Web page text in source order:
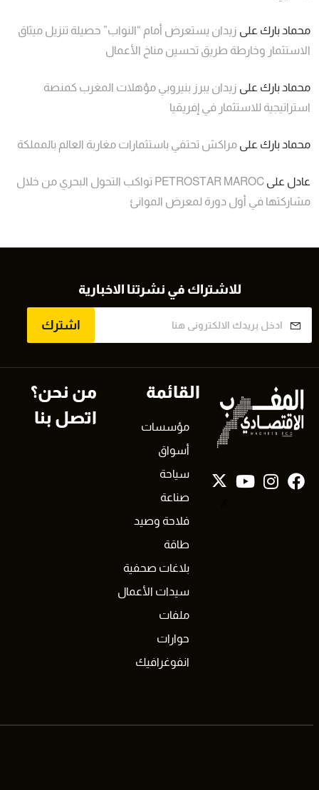
محماد بارك على زيدان يستعرض أمام “النواب” حصيلة تنزيل ميثاق
الاستثمار وخارطة طريق تحسين مناخ الأعمال
محماد بارك على زيدان يبرز بنيروبي مؤهلات المغرب كمنصة
استراتيجية للاستثمار في إفريقيا
محماد بارك على مراكش تحتفي باستثمارات مغاربة العالم بالمملكة
عادل على
PETROSTAR MAROC تواكب التحول البحري من خلال
مشاركتها في أول دورة لمعرض الموانئ
للاشتراك في نشرتنا الاخبارية
اشترك
القائمة
مؤسسات
أسواق
سياحة
صناعة
فلاحة وصيد
طاقة
بلاغات صحفية
سيدات الأعمال
ملفات
حوارات
انفوغرافيك
من نحن؟
اتصل بنا